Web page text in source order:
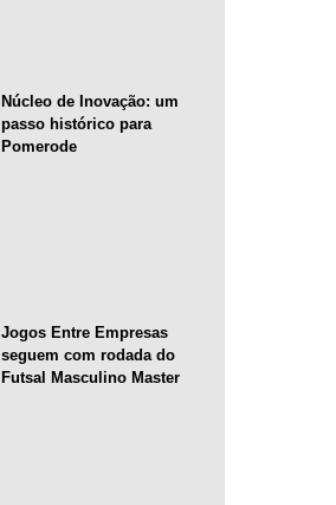
Núcleo de Inovação: um
passo histórico para
Pomerode
Jogos Entre Empresas
seguem com rodada do
Futsal Masculino Master